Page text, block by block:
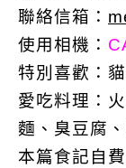
聯絡信箱：
使用相機：
特別喜歡：
愛吃料理：
麵、臭豆腐
本篇食記自費